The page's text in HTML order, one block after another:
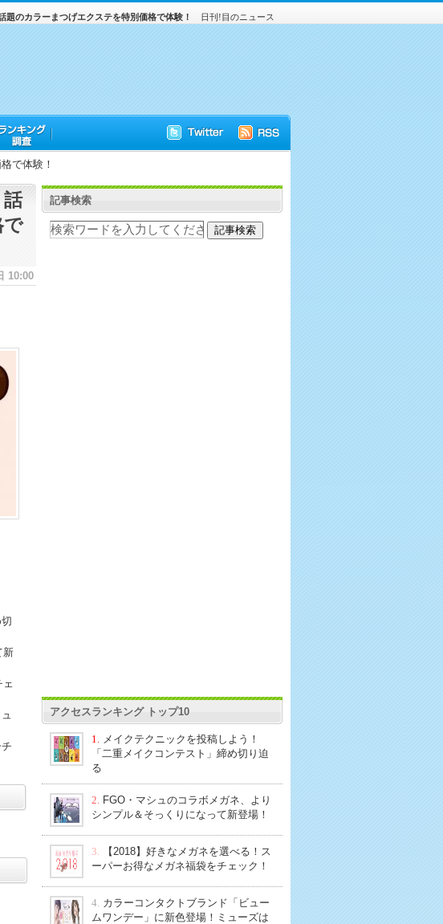
日刊!目のニュース
題のカラーまつげエクステを特別価格で体験！
で体験！
で
10:00
新
ェ
記事検索
アクセスランキング トップ10
1.
メイクテクニックを投稿しよう！
「二重メイクコンテスト」締め切り迫
る
2. FGO・マシュのコラボメガネ、より
シンプル＆そっくりになって新登場！
3.
【2018】好きなメガネを選べる！ス
ーパーお得なメガネ福袋をチェック！
4. カラーコンタクトブランド「ビュー
ムワンデー」に新色登場！ミューズは